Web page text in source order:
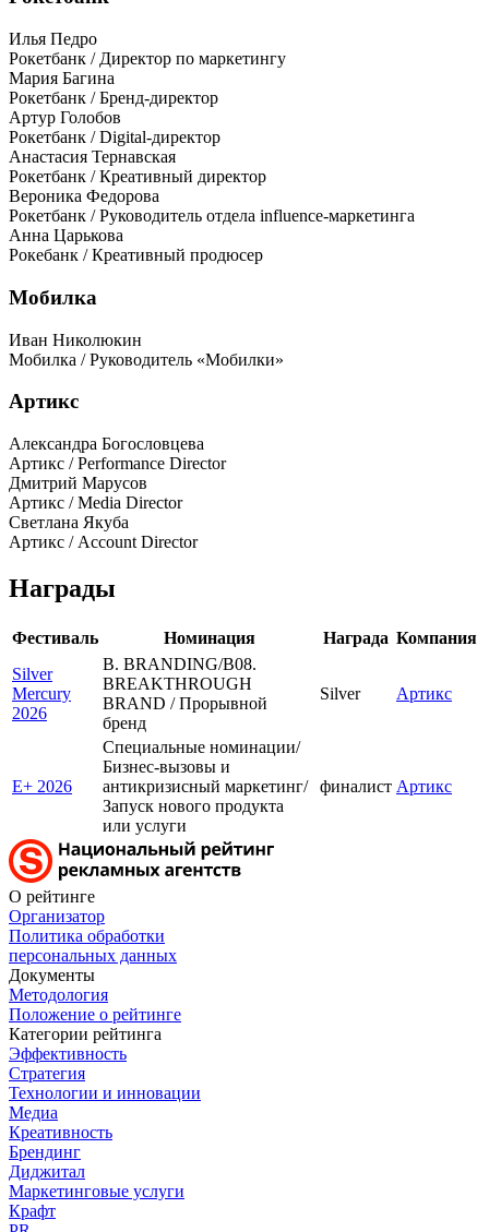
Илья Педро
Рокетбанк / Директор по маркетингу
Мария Багина
Рокетбанк / Бренд-директор
Артур Голобов
Рокетбанк / Digital-директор
Анастасия Тернавская
Рокетбанк / Креативный директор
Вероника Федорова
Рокетбанк / Руководитель отдела influence-маркетинга
Анна Царькова
Рокебанк / Креативный продюсер
Мобилка
Иван Николюкин
Мобилка / Руководитель «Мобилки»
Артикс
Александра Богословцева
Артикс / Performance Director
Дмитрий Марусов
Артикс / Media Director
Светлана Якуба
Артикс / Account Director
Награды
Фестиваль Номинация Награда Компания
Silver
Mercury
2026
B. BRANDING/B08.
BREAKTHROUGH
BRAND / Прорывной
бренд
Silver Артикс
E+ 2026
Специальные номинации/
Бизнес-вызовы и
антикризисный маркетинг/
Запуск нового продукта
или услуги
финалист Артикс
О рейтинге
Организатор
Политика обработки
персональных данных
Документы
Методология
Положение о рейтинге
Категории рейтинга
Эффективность
Стратегия
Технологии и инновации
Медиа
Креативность
Брендинг
Диджитал
Маркетинговые услуги
Крафт